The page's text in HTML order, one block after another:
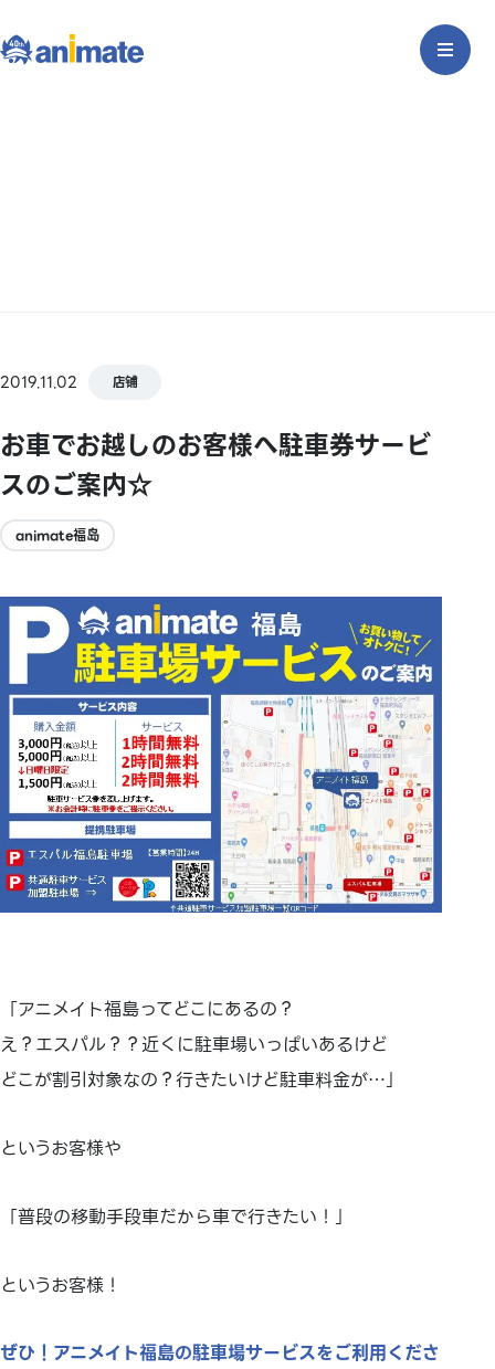
2019.11.02 店铺
お車でお越しのお客様へ駐車券サービ
スのご案内☆
animate福岛
「アニメイト福島ってどこにあるの？
え？エスパル？？近くに駐車場いっぱいあるけど
どこが割引対象なの？行きたいけど駐車料金が…」
というお客様や
「普段の移動手段車だから車で行きたい！」
というお客様！
ぜひ！アニメイト福島の駐車場サービスをご利用くださ